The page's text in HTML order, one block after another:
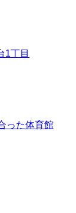
1丁目
った体育館